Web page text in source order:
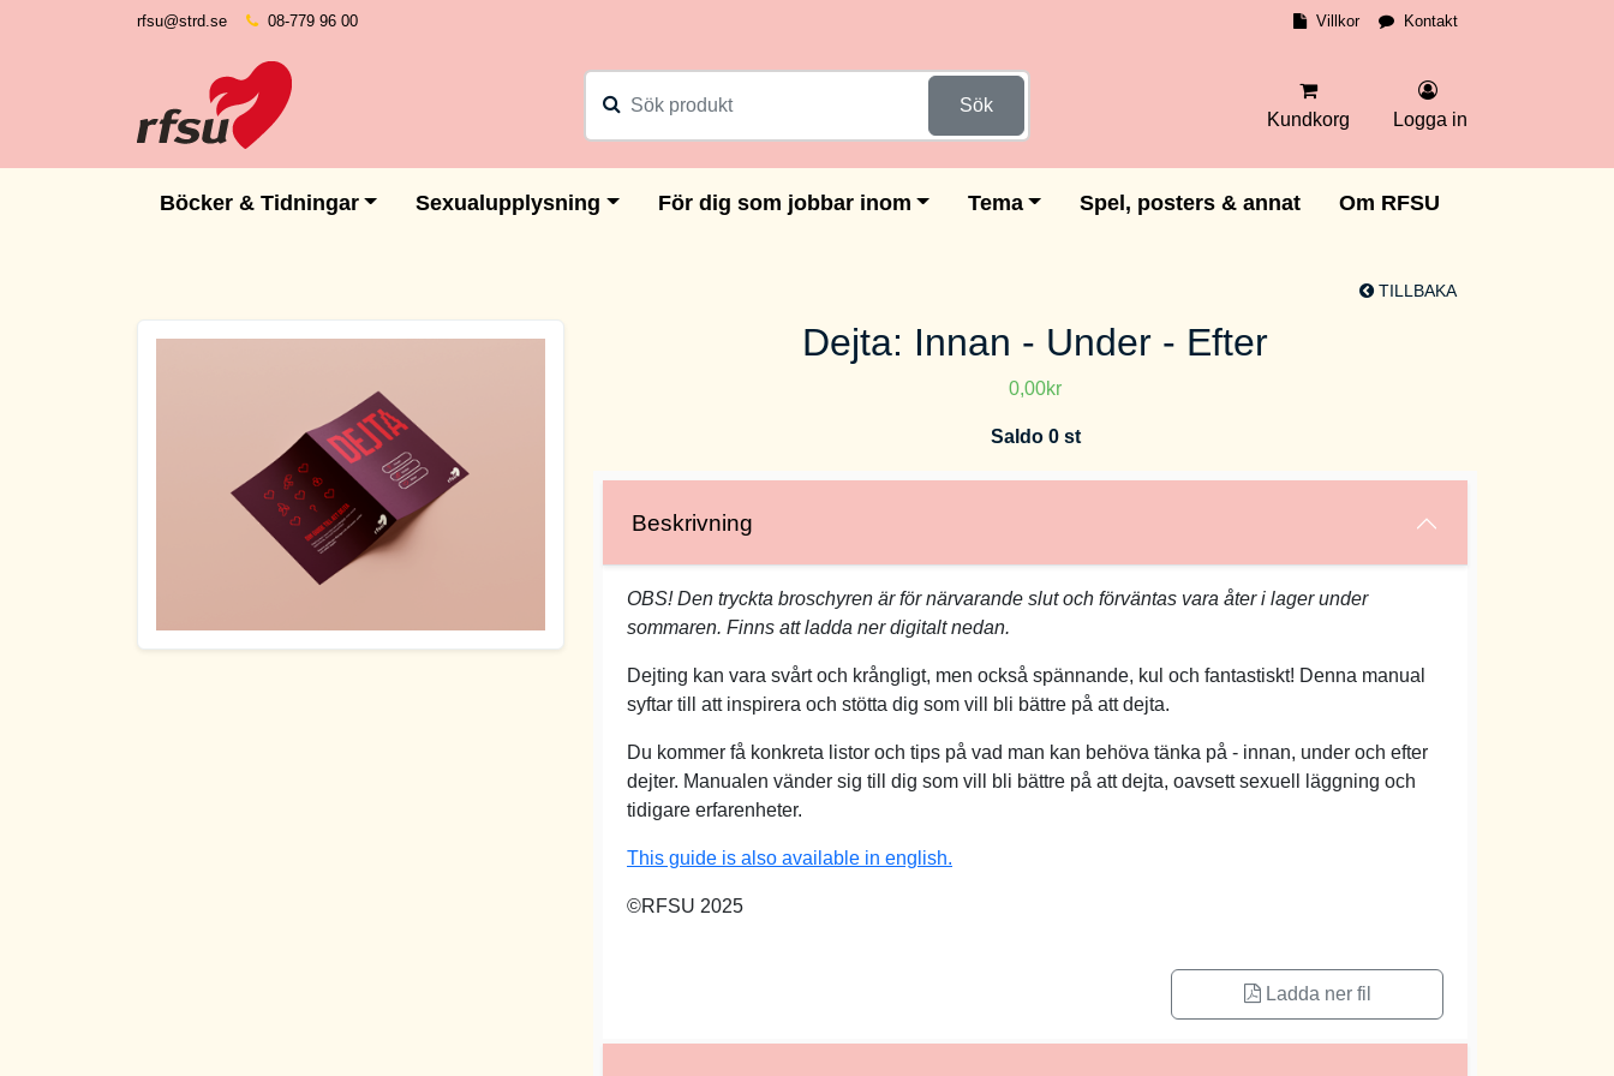
rfsu@strd.se 08-779 96 00 Villkor Kontakt
Sök
Kundkorg Logga in
Böcker & Tidningar Sexualupplysning För dig som jobbar inom Tema Spel, posters & annat Om RFSU
TILLBAKA
Dejta: Innan - Under - Efter
0,00kr
Saldo 0 st
Beskrivning
OBS! Den tryckta broschyren är för närvarande slut och förväntas vara åter i lager under
sommaren. Finns att ladda ner digitalt nedan.
Dejting kan vara svårt och krångligt, men också spännande, kul och fantastiskt! Denna manual
syftar till att inspirera och stötta dig som vill bli bättre på att dejta.
Du kommer få konkreta listor och tips på vad man kan behöva tänka på - innan, under och efter
dejter. Manualen vänder sig till dig som vill bli bättre på att dejta, oavsett sexuell läggning och
tidigare erfarenheter.
This guide is also available in english.
©RFSU 2025
Ladda ner fil